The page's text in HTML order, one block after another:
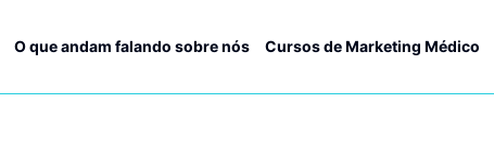
O que andam falando sobre nós Cursos de Marketing Médico